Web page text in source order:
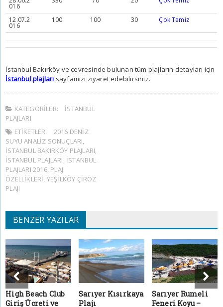
016
12.07.2
016
100 100 30 Çok Temiz
İstanbul Bakırköy ve çevresinde bulunan tüm plajların detayları için
İstanbul plajları sayfamızı ziyaret edebilirsiniz.
KATEGORILER:
İSTANBUL
PLAJLARI
ETIKETLER:
2016 DENIZ
SUYU ANALIZ SONUÇLARI,
İSTANBUL BAKIRKÖY PLAJLARI,
İSTANBUL PLAJLARI, İSTANBUL
PLAJLARI 2016, PLAJ
ÖZELLIKLERI, YEŞILKÖY ÇIROZ
PLAJI
BENZER YAZILAR
High Beach Club
Giriş Ücreti ve
Sarıyer Kısırkaya
Plajı
Sarıyer Rumeli
Feneri Koyu –